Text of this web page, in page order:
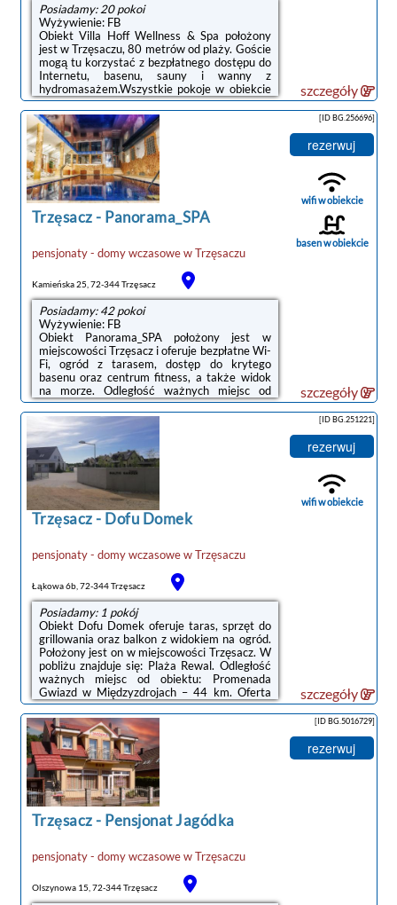
Posiadamy: 20 pokoi
Wyżywienie: FB
Obiekt Villa Hoff Wellness & Spa położony
jest w Trzęsaczu, 80 metrów od plaży. Goście
mogą tu korzystać z bezpłatnego dostępu do
Internetu, basenu, sauny i wanny z
hydromasażem.Wszystkie pokoje w obiekcie
Villa Hoff są jasne i przestronne. Każdy z nich
wyposażony został w sejf, minibar i telewizor
z dostępem do kanałów satelitarnych. We
wszystkich pokojach znajduje się także
miejsce do pracy oraz nowoczesna łazienka z
prysznicem i suszarką do włosów. Niektóre
pokoje dysponują ponadto
balkonem.Śniadanie w formie bufetu
serwowane jest codziennie rano w restauracji,
która ...
szczegóły
Trzęsacz- Panorama_SPA
pensjonaty - domy wczasowewTrzęsaczu
Kamieńska 25, 72-344 Trzęsacz
Posiadamy: 42 pokoi
Wyżywienie: FB
Obiekt Panorama_SPA położony jest w
miejscowości Trzęsacz i oferuje bezpłatne Wi-
Fi, ogród z tarasem, dostęp do krytego
basenu oraz centrum fitness, a także widok
na morze. Odległość ważnych miejsc od
obiektu: Plaża Rewal – 500 m, PKP Kołobrzeg
– 50 km. Na terenie obiektu znajduje się
prywatny parking.Do dyspozycji Gości jest w
pełni wyposażona prywatna łazienka z
prysznicem i suszarką do włosów.Na miejscu
serwowane jest śniadanie w formie
bufetu.Obiekt Panorama_SPA oferuje wannę z
hydromasażem.W obiekcie Goście mogą grać
w bilard. Okolica cieszy się popularnością ...
[ID BG.256696]
rezerwuj
wifi w obiekcie
basen w obiekcie
szczegóły
Trzęsacz- Dofu Domek
pensjonaty - domy wczasowewTrzęsaczu
Łąkowa 6b, 72-344 Trzęsacz
Posiadamy: 1 pokój
Obiekt Dofu Domek oferuje taras, sprzęt do
grillowania oraz balkon z widokiem na ogród.
Położony jest on w miejscowości Trzęsacz. W
pobliżu znajduje się: Plaża Rewal. Odległość
ważnych miejsc od obiektu: Promenada
Gwiazd w Międzyzdrojach – 44 km. Oferta
willi obejmuje bezpłatny prywatny parking,
wspólną kuchnię oraz bezpłatne Wi-Fi.W willi
zapewniono odtwarzacz Blu-ray, kuchnię z
lodówką, zmywarką i mikrofalówką, salon,
jadalnię, kilka sypialni (3), a także kilka
łazienek (2) z prysznicem. W willi zapewniono
ręczniki i pościel.Obiekt dysponuje placem
zabaw. Okolica ...
[ID BG.251221]
rezerwuj
wifi w obiekcie
szczegóły
Trzęsacz- Pensjonat Jagódka
pensjonaty - domy wczasowewTrzęsaczu
Olszynowa 15, 72-344 Trzęsacz
[ID BG.5016729]
rezerwuj